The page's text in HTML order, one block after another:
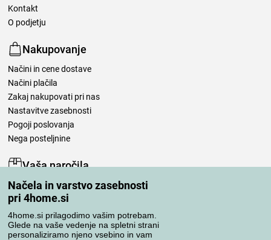
Načela in varstvo zasebnosti
pri 4home.si
4home.si prilagodimo vašim potrebam.
Glede na vaše vedenje na spletni strani
personaliziramo njeno vsebino in vam
Kontakt
O podjetju
Nakupovanje
Načini in cene dostave
Načini plačila
Zakaj nakupovati pri nas
Nastavitve zasebnosti
Pogoji poslovanja
Nega posteljnine
Vaša naročila
Moj račun
Pregled naročil
Reklamacija
Odstop od kupoprodajne pogodbe